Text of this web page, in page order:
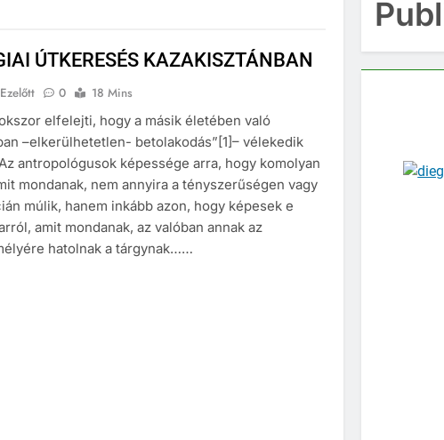
ÚTKERESÉS KAZAKISZTÁNBAN
0
18 Mins
elfelejti, hogy a másik életében való
–elkerülhetetlen- betolakodás”[1]– vélekedik
antropológusok képessége arra, hogy komolyan
mondanak, nem annyira a tényszerűségen vagy
múlik, hanem inkább azon, hogy képesek e
amit mondanak, az valóban annak az
hatolnak a tárgynak……